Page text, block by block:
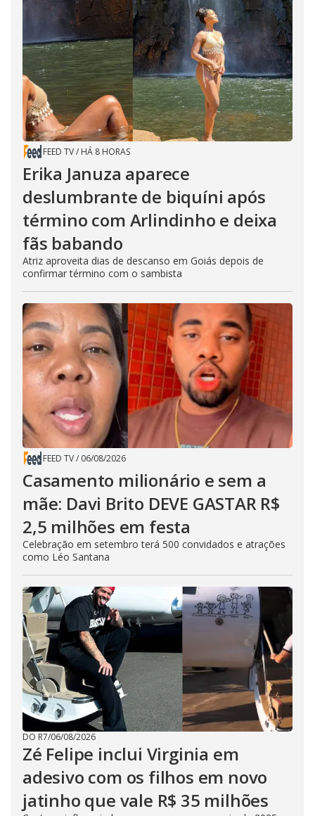
FEED TV/ HÁ 8 HORAS
Erika Januza aparece
deslumbrante de biquíni após
término com Arlindinho e deixa
fãs babando
Atriz aproveita dias de descanso em Goiás depois de
confirmar término com o sambista
FEED TV/ 06/08/2026
Casamento milionário e sem a
mãe: Davi Brito DEVE GASTAR R$
2,5 milhões em festa
Celebração em setembro terá 500 convidados e atrações
como Léo Santana
DO R7/06/08/2026
Zé Felipe inclui Virginia em
adesivo com os filhos em novo
jatinho que vale R$ 35 milhões